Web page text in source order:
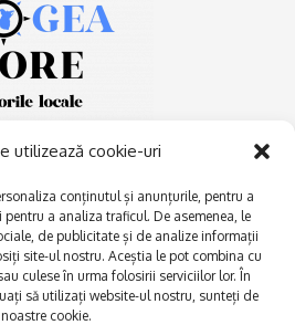
utilizează cookie-uri
conținutul și anunțurile, pentru a
a analiza traficul. De asemenea, le
de publicitate și de analize informații
site-ul nostru. Aceștia le pot combina cu
culese în urma folosirii serviciilor lor. În
să utilizați website-ul nostru, sunteți de
cookie.
Afaceri și meșteșuguri
Actualitate